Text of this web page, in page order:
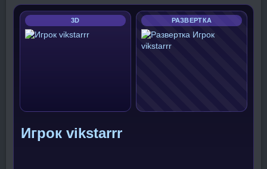
3D РАЗВЕРТКА
Игрок vikstarrr